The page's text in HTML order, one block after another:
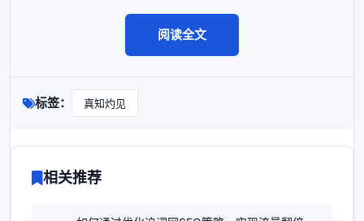
阅读全文
标签： 真知灼见
相关推荐